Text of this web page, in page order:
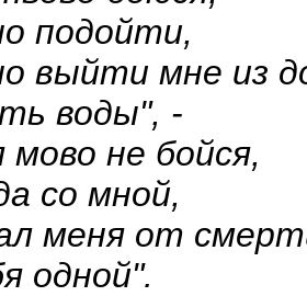
подойти,
выйти мне из
воды", -
мово не бойся,
со мной,
меня от
одной".